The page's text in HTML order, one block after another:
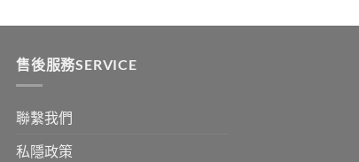
售後服務SERVICE
聯繫我們
私隱政策